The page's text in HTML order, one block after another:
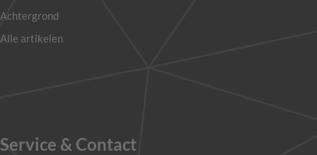
Achtergrond
Alle artikelen
Service & Contact